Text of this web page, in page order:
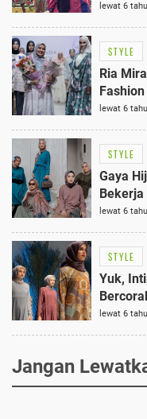
lewat 6
STYLE
Ria
lewat 6
STYLE
Gaya
Bekerja
lewat 6
STYLE
Yuk,
lewat 6
Jangan